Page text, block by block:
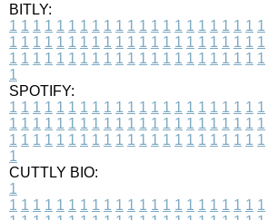
BITLY:
1 1 1 1 1 1 1 1 1 1 1 1 1 1 1 1 1 1 1 1 1 1
1 1 1 1 1 1 1 1 1 1 1 1 1 1 1 1 1 1 1 1 1 1
1 1 1 1 1 1 1 1 1 1 1 1 1 1 1 1 1 1 1 1 1 1
1
SPOTIFY:
1 1 1 1 1 1 1 1 1 1 1 1 1 1 1 1 1 1 1 1 1 1
1 1 1 1 1 1 1 1 1 1 1 1 1 1 1 1 1 1 1 1 1 1
1 1 1 1 1 1 1 1 1 1 1 1 1 1 1 1 1 1 1 1 1 1
1
CUTTLY BIO:
1
1 1 1 1 1 1 1 1 1 1 1 1 1 1 1 1 1 1 1 1 1 1